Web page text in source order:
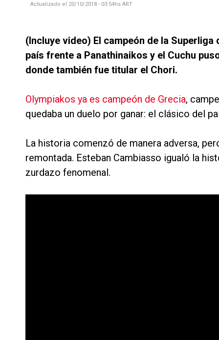
Actualizado el 20/10/2018 - 03:54hs ART
(Incluye video) El campeón de la
país frente a Panathinaikos y el Cuchu
donde también fue titular el Chori.
Olympiakos ya es campeón de Grecia,
quedaba un duelo por ganar: el clásico del
La historia comenzó de manera adversa,
remontada. Esteban Cambiasso igualó la
zurdazo fenomenal.